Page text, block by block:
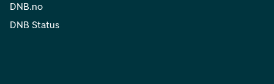
DNB.no
DNB Status